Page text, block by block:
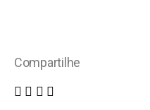
Compartilhe